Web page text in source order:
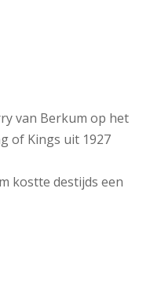
van Berkum op het
of Kings uit 1927
kostte destijds een